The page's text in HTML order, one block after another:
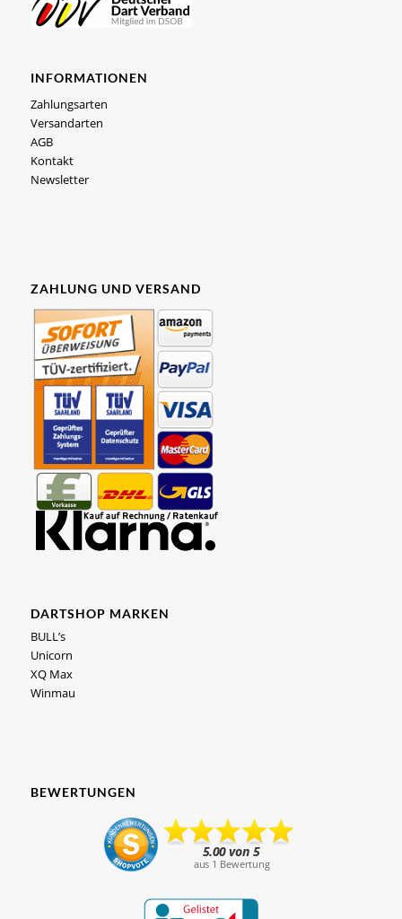
INFORMATIONEN
Zahlungsarten
Versandarten
AGB
Kontakt
Newsletter
ZAHLUNG UND VERSAND
DARTSHOP MARKEN
BULL’s
Unicorn
XQ Max
Winmau
BEWERTUNGEN